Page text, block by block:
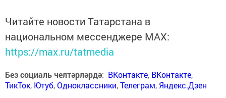
Читайте новости Татарстана в
национальном мессенджере MАХ:
https://max.ru/tatmedia
Без социаль челтәрләрдә: ВКонтакте, ВКонтакте,
ТикТок, Ютуб,Одноклассники,Телеграм, Яндекс.Дзен